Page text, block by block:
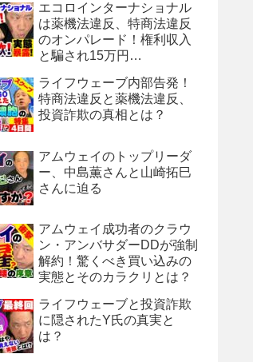
エコロインターナショナル
は薬機法違反、特商法違反
のオンパレード！権利収入
と騙され15万円…
ライフウェーブ内部告発！
特商法違反と薬機法違反、
投資詐欺の真相とは？
アムウェイのトップリーダ
ー、中島薫さんと山崎拓巳
さんに迫る
アムウェイ成功者のクラウ
ン・アンバサダーDDが強制
解約！驚くべき買い込みの
実態とそのカラクリとは？
ライフウェーブと投資詐欺
に隠されたY氏の真実と
は？